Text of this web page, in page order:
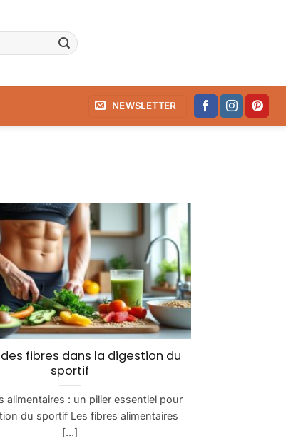
NEWSLETTER
des fibres dans la digestion du
sportif
alimentaires : un pilier essentiel pour
du sportif Les fibres alimentaires
[...]